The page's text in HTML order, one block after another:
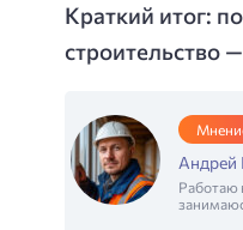
Краткий итог:
строительство
Андрей
Работаю